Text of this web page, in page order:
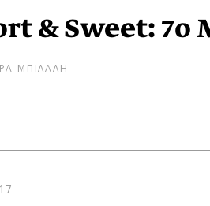
& Sweet: 7ο
ΜΠΙΛΑΛΗ